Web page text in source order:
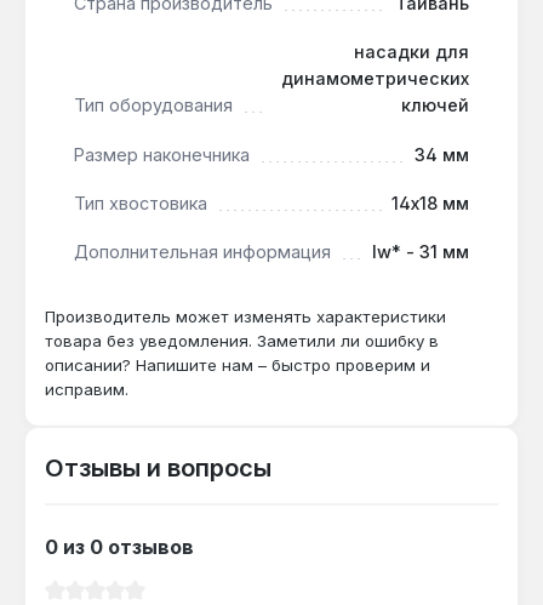
ключей брендов King Tony, Norbar, Stahlwille и
Контроль момента затяжки до 800 Нм:
хромованадиевая сталь выдерживает высокие
ответственных соединений в автосервисе.
автомобильных сервисах, на производстве и в
оборудования, где требуется точное соблюдение
момента затяжки. Производство — Тайвань.
Гарантия 1 год, доставка по Украине.
Тип оборудования
насадки для
динамометрических
ключей
Размер наконечника 34 мм
Тип хвостовика 14х18 мм
Дополнительная информация lw* - 31 мм
Производитель может изменять характеристики
товара без уведомления. Заметили ли ошибку в
описании? Напишите нам – быстро проверим и
исправим.
Отзывы и вопросы
0 из 0 отзывов